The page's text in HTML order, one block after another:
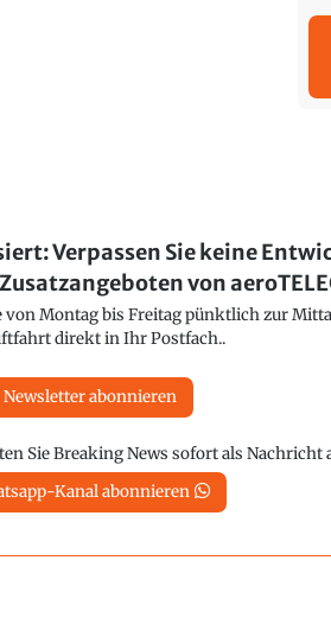
Verpassen Sie keine
von
Montag bis Freitag pünktlich zur
direkt in Ihr Postfach..
Newsletter abonnieren
Sie Breaking News sofort als Nachricht
Kanal abonnieren